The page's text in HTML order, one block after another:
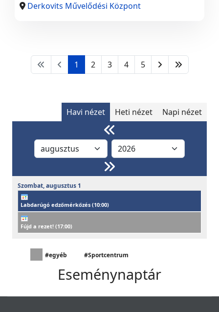
Derkovits Művelődési Központ
1 2 3 4 5
Havi nézet Heti nézet Napi nézet
Szombat,augusztus 1
Labdarúgó edzőmérkőzés (10:00)
Fújd a rezet! (17:00)
#egyéb #Sportcentrum
Eseménynaptár